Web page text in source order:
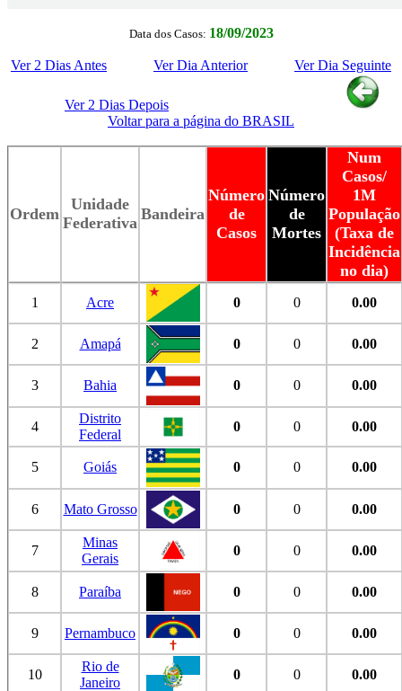
Data dos Casos: 18/09/2023
Ver 2 Dias Antes Ver Dia Anterior Ver Dia Seguinte
Ver 2 Dias Depois
Voltar para a página do BRASIL
Ordem
Unidade
Federativa Bandeira
Número
de
Casos
Número
de
Mortes
Num
Casos/
1M
População
(Taxa de
Incidência
no dia)
1 Acre 0 0 0.00
2 Amapá 0 0 0.00
3 Bahia 0 0 0.00
4
Distrito
Federal
0 0 0.00
5 Goiás 0 0 0.00
6 Mato Grosso 0 0 0.00
7
Minas
Gerais
0 0 0.00
8 Paraíba 0 0 0.00
9 Pernambuco 0 0 0.00
10
Rio de
Janeiro
0 0 0.00